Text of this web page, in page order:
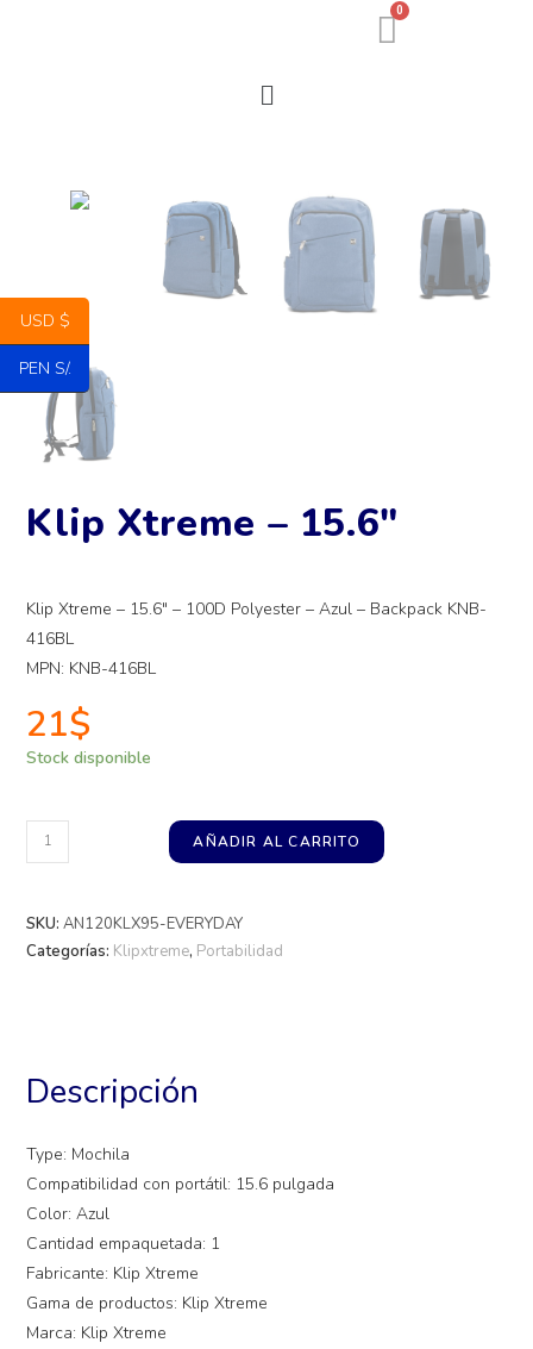
0
Klip Xtreme – 15.6″
Klip Xtreme – 15.6″ – 100D Polyester – Azul – Backpack KNB-
416BL
MPN: KNB-416BL
21$
Stock disponible
AÑADIR AL CARRITO
SKU:AN120KLX95-EVERYDAY
Categorías: Klipxtreme, Portabilidad
Descripción
Type: Mochila
Compatibilidad con portátil: 15.6 pulgada
Color: Azul
Cantidad empaquetada: 1
Fabricante: Klip Xtreme
Gama de productos: Klip Xtreme
Marca: Klip Xtreme
USD $
PEN S/.